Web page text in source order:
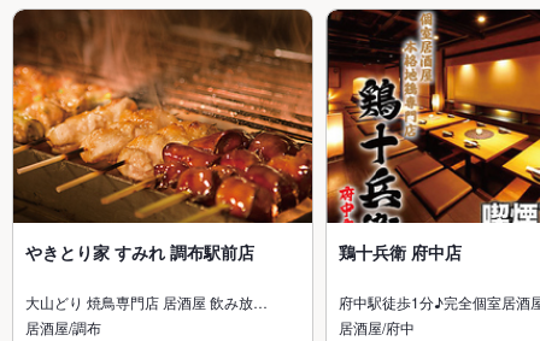
やきとり家 すみれ 調布駅前店
大山どり 焼鳥専門店 居酒屋 飲み放…
居酒屋/調布
鶏十兵衛 府中店
府中駅徒歩1分♪完全個室居
居酒屋/府中